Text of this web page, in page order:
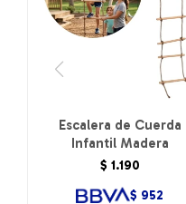
Escalera de Cuerda
Infantil Madera
$ 1.190
$ 952